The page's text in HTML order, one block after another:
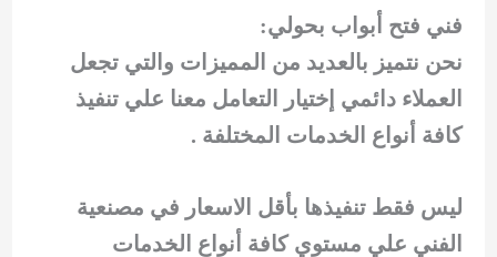
فني فتح أبواب بحولي:
نحن نتميز بالعديد من المميزات والتي تجعل
العملاء دائمي إختيار التعامل معنا علي تنفيذ
كافة أنواع الخدمات المختلفة .
ليس فقط تنفيذها بأقل الاسعار في مصنعية
الفني علي مستوي كافة أنواع الخدمات